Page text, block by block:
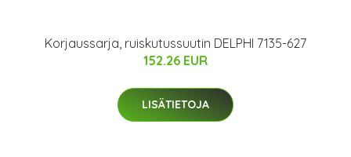
Korjaussarja, ruiskutussuutin DELPHI 7135-627
152.26 EUR
LISÄTIETOJA